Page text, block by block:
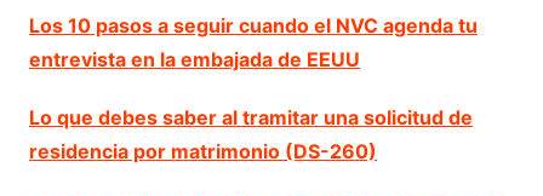
Los 10 pasos a seguir cuando el NVC agenda tu
entrevista en la embajada de EEUU
Lo que debes saber al tramitar una solicitud de
residencia por matrimonio (DS-260)